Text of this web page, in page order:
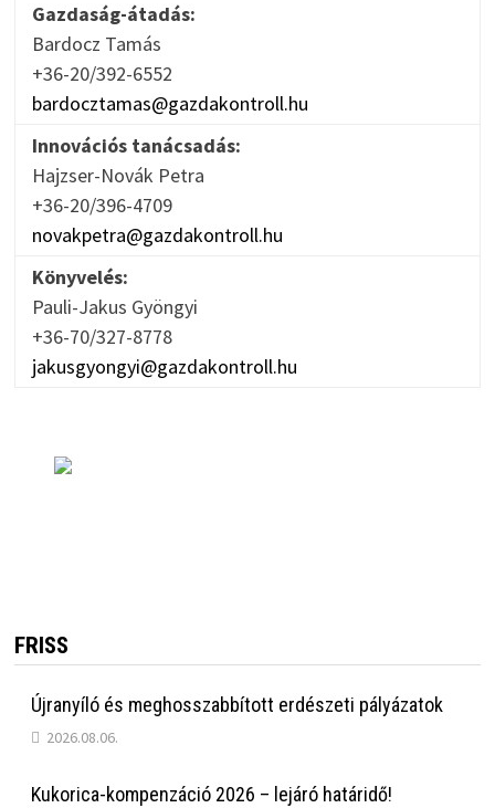
Gazdaság-átadás:
Bardocz Tamás
+36-20/392-6552
bardocztamas@gazdakontroll.hu
Innovációs tanácsadás:
Hajzser-Novák Petra
+36-20/396-4709
novakpetra@gazdakontroll.hu
Könyvelés:
Pauli-Jakus Gyöngyi
+36-70/327-8778
jakusgyongyi@gazdakontroll.hu
FRISS
Újranyíló és meghosszabbított erdészeti pályázatok
2026.08.06.
Kukorica-kompenzáció 2026 – lejáró határidő!